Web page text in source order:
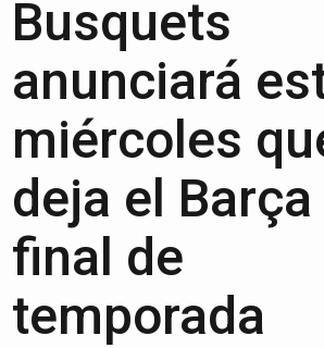
Busquets
anunciará
miércoles
deja el Barça
final de
temporada